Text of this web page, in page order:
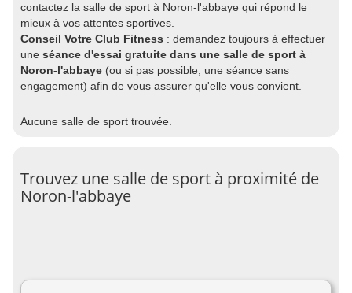
contactez la salle de sport à Noron-l'abbaye qui répond le
mieux à vos attentes sportives.
Conseil Votre Club Fitness : demandez toujours à effectuer
une séance d'essai gratuite dans une salle de sport à
Noron-l'abbaye (ou si pas possible, une séance sans
engagement) afin de vous assurer qu'elle vous convient.
Aucune salle de sport trouvée.
Trouvez une salle de sport à proximité de
Noron-l'abbaye